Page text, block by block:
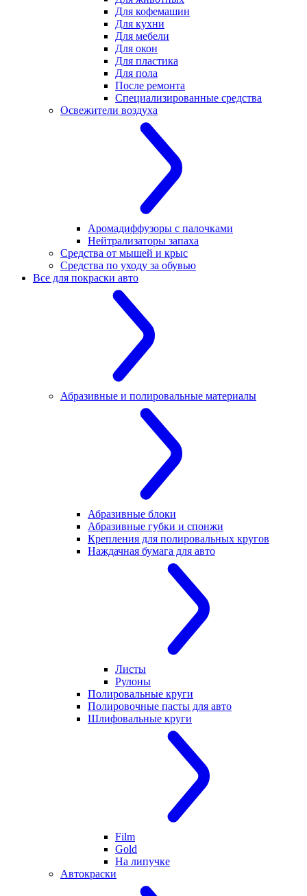
Для кофемашин
Для кухни
Для мебели
Для окон
Для пластика
Для пола
После ремонта
Специализированные средства
Освежители воздуха
Аромадиффузоры с палочками
Нейтрализаторы запаха
Средства от мышей и крыс
Средства по уходу за обувью
Все для покраски авто
Абразивные и полировальные материалы
Абразивные блоки
Абразивные губки и спонжи
Крепления для полировальных кругов
Наждачная бумага для авто
Листы
Рулоны
Полировальные круги
Полировочные пасты для авто
Шлифовальные круги
Film
Gold
На липучке
Автокраски